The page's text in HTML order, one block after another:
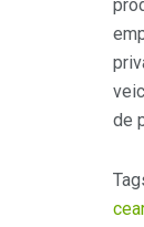
de